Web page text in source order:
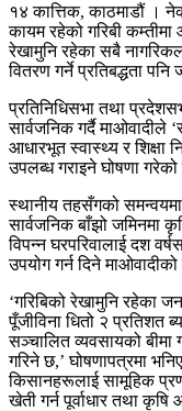
१४ कात्तिक, काठमाडौं ।
कायम रहेको गरिबी
रेखामुनि रहेका सबै
वितरण गर्ने प्रतिबद्धता
प्रतिनिधिसभा तथा
सार्वजनिक गर्दै माओवादीले
आधारभूत स्वास्थ्य र
उपलब्ध गराइने घोषणा
स्थानीय तहसँगको
सार्वजनिक बाँझो जमिनमा
विपन्न घरपरिवालाई दश
उपयोग गर्न दिने माओवादीको
‘गरिबिको रेखामुनि रहेका
पूँजीविना धितो २ प्रतिशत
सञ्चालित व्यवसायको बीमा
गरिने छ,’ घोषणापत्रमा
किसानहरूलाई सामूहिक
खेती गर्न पूर्वाधार तथा